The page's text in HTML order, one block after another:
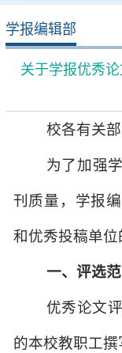
学报编辑部
关于学报优秀
校各有关部
为了加强
刊质量，学报
和优秀投稿单位
一、评选
优秀论文
的本校教职工撰